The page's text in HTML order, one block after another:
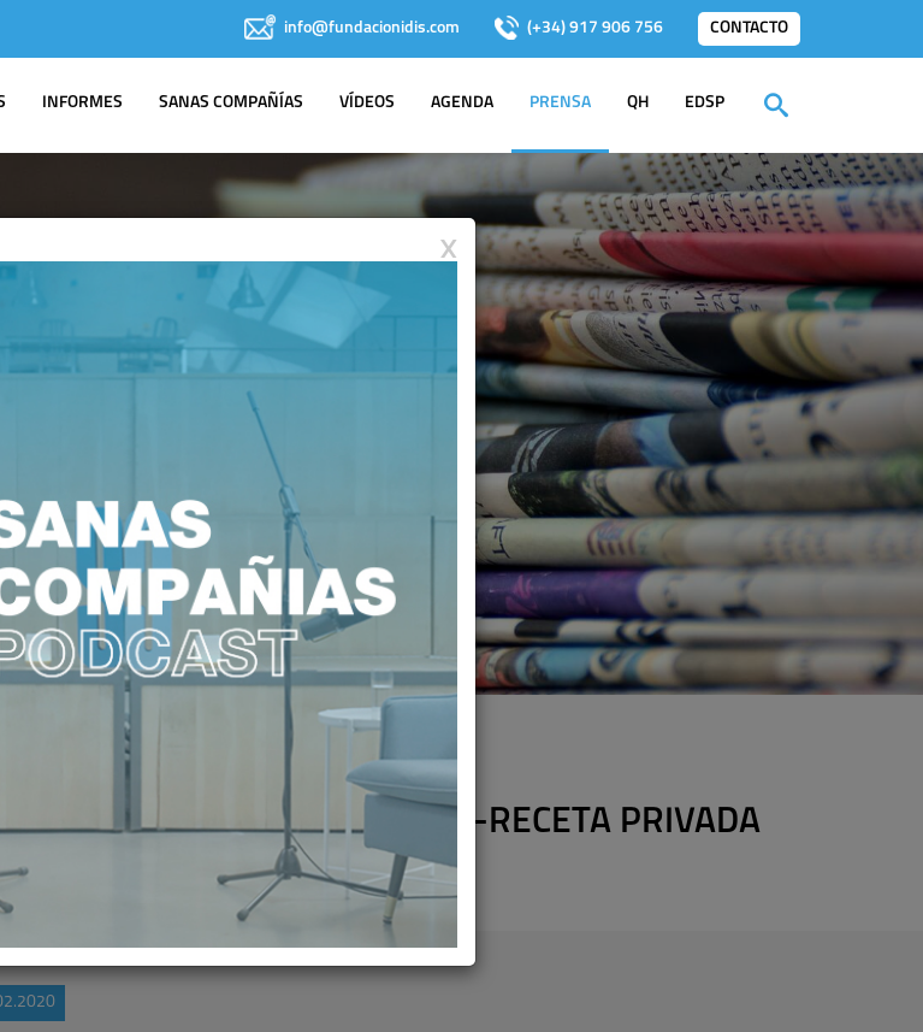
info@fundacionidis.com (+34) 917 906 756 CONTACTO
INFORMES SANAS COMPAÑÍAS VÍDEOS AGENDA PRENSA QH EDSP
EN LOS MEDIOS
EL FUTURO DE LA E-RECETA PRIVADA
X